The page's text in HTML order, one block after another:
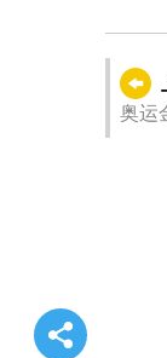
奥运